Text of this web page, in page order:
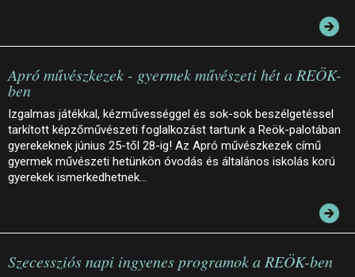
Apró művészkezek - gyermek művészeti hét a REÖK-
ben
Izgalmas játékkal, kézművességgel és sok-sok beszélgetéssel
tarkított képzőművészeti foglalkozást tartunk a Reök-palotában
gyerekeknek június 25-től 28-ig! Az Apró művészkezek című
gyermek művészeti hetünkön óvodás és általános iskolás korú
gyerekek ismerkedhetnek…
Szecessziós napi ingyenes programok a REÖK-ben